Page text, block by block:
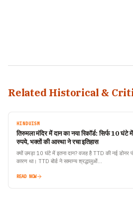
Related Historical &
HINDUISM
तिरुमला मंदिर में दान का नया रिकॉर्ड: सिर्फ 10
रुपये, भक्तों की आस्था ने रचा इतिहास
क्यों उमड़ा 10 घंटे में इतना दान? वजह है TTD की नई डोनर
कारण था। TTD बोर्ड ने सामान्य श्रद्धालुओं…
READ NOW